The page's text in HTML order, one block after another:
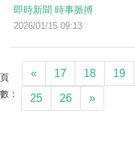
即時新聞 時事脈搏
2026/01/15 09:13
頁
數：
« 17 18 19
25 26 »